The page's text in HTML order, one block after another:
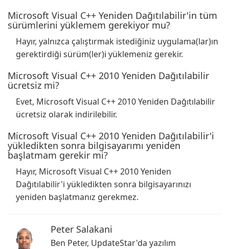
Microsoft Visual C++ Yeniden Dağıtılabilir'in tüm
sürümlerini yüklemem gerekiyor mu?
Hayır, yalnızca çalıştırmak istediğiniz uygulama(lar)ın
gerektirdiği sürüm(ler)i yüklemeniz gerekir.
Microsoft Visual C++ 2010 Yeniden Dağıtılabilir
ücretsiz mi?
Evet, Microsoft Visual C++ 2010 Yeniden Dağıtılabilir
ücretsiz olarak indirilebilir.
Microsoft Visual C++ 2010 Yeniden Dağıtılabilir'i
yükledikten sonra bilgisayarımı yeniden
başlatmam gerekir mi?
Hayır, Microsoft Visual C++ 2010 Yeniden
Dağıtılabilir'i yükledikten sonra bilgisayarınızı
yeniden başlatmanız gerekmez.
Peter Salakani
Ben Peter, UpdateStar'da yazılım